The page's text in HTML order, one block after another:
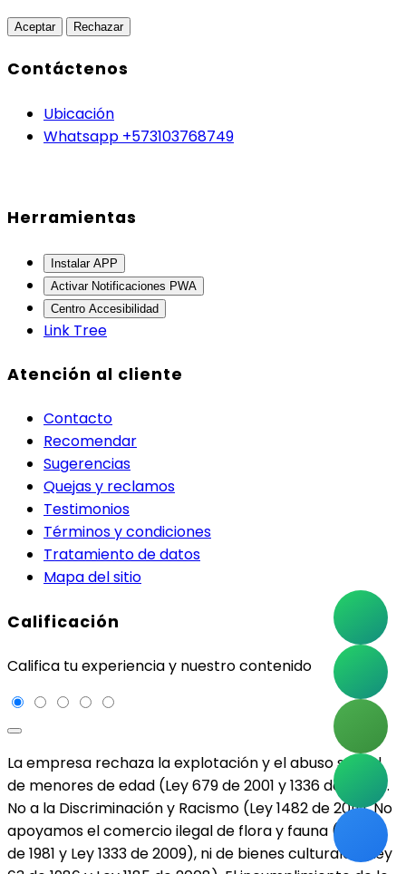
Aceptar Rechazar
Contáctenos
Ubicación
Whatsapp +573103768749
Herramientas
Instalar APP
Activar Notificaciones PWA
Centro Accesibilidad
Link Tree
Atención al cliente
Contacto
Recomendar
Sugerencias
Quejas y reclamos
Testimonios
Términos y condiciones
Tratamiento de datos
Mapa del sitio
Calificación
Califica tu experiencia y nuestro contenido
La empresa rechaza la explotación y el abuso sexual
de menores de edad (Ley 679 de 2001 y 1336 de 2009).
No a la Discriminación y Racismo (Ley 1482 de 2011). No
apoyamos el comercio ilegal de flora y fauna (Ley 17
de 1981 y Ley 1333 de 2009), ni de bienes culturales (Ley